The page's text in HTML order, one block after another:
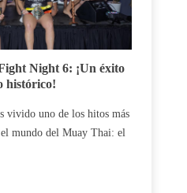
Night 6: ¡Un éxito
histórico!
vivido uno de los hitos más
mundo del Muay Thai: el